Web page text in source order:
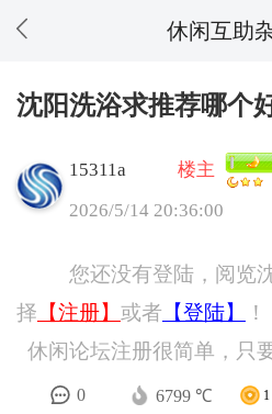
休闲互助
沈阳洗浴求推荐哪个
15311a
楼主
2026/5/14 20:36:00
您还没有登陆，阅览
择 【注册】 或者 【登陆】
！
休闲论坛注册很简单，只
0 6799 ℃ 1